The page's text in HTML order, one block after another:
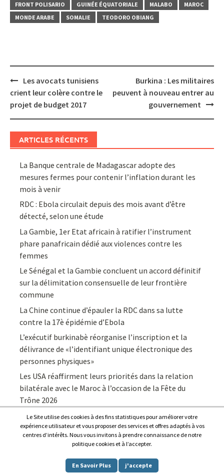
FRONT POLISARIO
GUINÉE ÉQUATORIALE MALABO
MAROC
MONDE ARABE
SOMALIE TEODORO OBIANG
Post
navigation
Les avocats tunisiens
crient leur colère contre le
projet de budget 2017
Burkina : Les militaires
peuvent à nouveau entrer au
gouvernement
ARTICLES RÉCENTS
La Banque centrale de Madagascar adopte des
mesures fermes pour contenir l’inflation durant les
mois à venir
RDC : Ebola circulait depuis des mois avant d’être
détecté, selon une étude
La Gambie, 1er Etat africain à ratifier l’instrument
phare panafricain dédié aux violences contre les
femmes
Le Sénégal et la Gambie concluent un accord définitif
sur la délimitation consensuelle de leur frontière
commune
La Chine continue d’épauler la RDC dans sa lutte
contre la 17è épidémie d’Ebola
L’exécutif burkinabè réorganise l’inscription et la
délivrance de «l’identifiant unique électronique des
personnes physiques»
Les USA réaffirment leurs priorités dans la relation
bilatérale avec le Maroc à l’occasion de la Fête du
Trône 2026
Afrique7, l’info du continent en continu
Proudly powered by WordPress.| Theme: Awaken by
Le Site utilise des cookies à des fins statistiques pour améliorer votre
expérience utilisateur et vous proposer des services et offres adaptés à vos
centres d’intérêts. Nous vous invitons à prendre connaissance de notre
politique cookies et à l’accepter.
En Savoir Plus j'accepte